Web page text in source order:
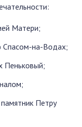
Матери;
Спасом-на-Водах;
Пеньковый;
Петру